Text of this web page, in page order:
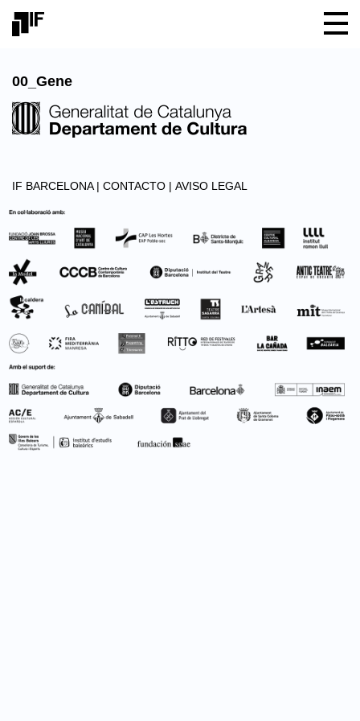
00_Gene
IF BARCELONA | CONTACTO | AVISO LEGAL